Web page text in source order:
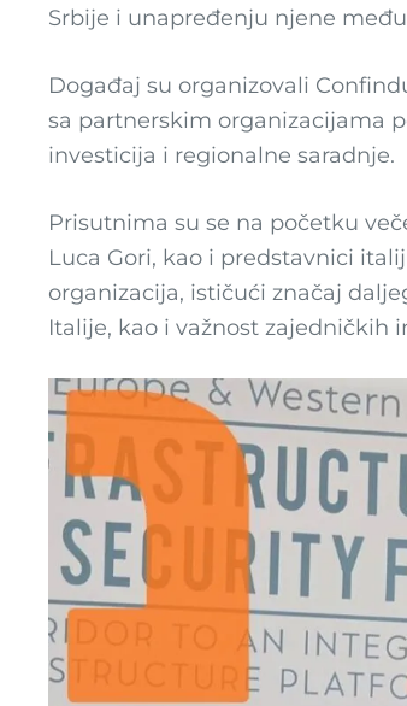
Srbije i unapređenju njene
Događaj su organizovali
sa partnerskim organizacijama
investicija i regionalne saradnje.
Prisutnima su se na početku
Luca Gori, kao i predstavnici
organizacija, ističući značaj
Italije, kao i važnost zajedničkih